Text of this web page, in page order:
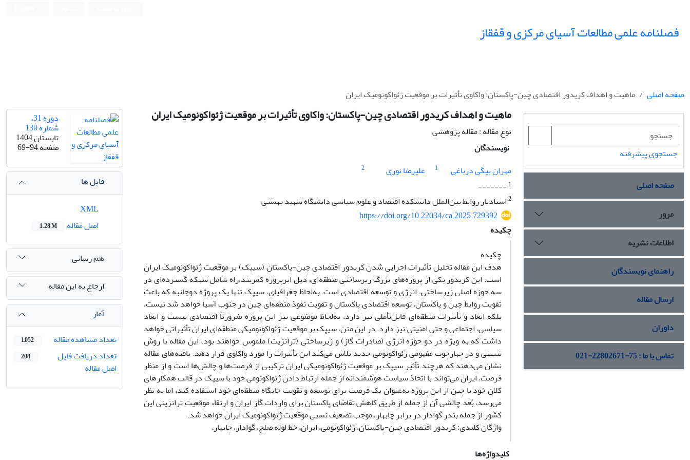
فصلنامه علمی مطالعات آسیای مرکزی و قفقاز
صفحه اصلی ماهیت و اهداف کریدور اقتصادی چین-پاکستان: واکاوی تأثیرات بر موقعیت ژئواکونومیک ایران
ماهیت و اهداف کریدور اقتصادی چین-پاکستان: واکاوی تأثیرات بر موقعیت ژئواکونومیک ایران
نوع مقاله : مقاله پژوهشی
نویسندگان
مهران بیگی درباغی
1 علیرضا نوری
2
1
-------
2استادیار روابط بین‌الملل دانشکده اقتصاد و علوم سیاسی دانشگاه شهید بهشتی
https://doi.org/10.22034/ca.2025.729392
چکیده
چکیده
هدف این مقاله تحلیل تأثیرات اجرایی شدن کریدور اقتصادی چین-پاکستان (سیپک) بر موقعیت ژئواکونومیک ایران
است. این کریدور یکی از پروژه‌های بزرگ زیرساختی منطقه‌ای، ذیل ابرپروژه کمربند،راه شامل شبکه‌ گسترده‌ای در
سه حوزه اصلی زیرساختی، انرژی و توسعه اقتصادی است. به‌لحاظ جغرافیای، سیپک تنها یک پروژه دوجانبه که باعث
تقویت روابط چین و پاکستان، توسعه اقتصادی پاکستان و تقویت نفوذ منطقه‌ای چین در جنوب آسیا خواهد شد نیست،
بلکه ابعاد و تأثیرات منطقه‌ای قابل‌تأملی نیز دارد. به‌لحاظ موضوعی نیز این پروژه ضرورتاً اقتصادی نیست و ابعاد
سیاسی، اجتماعی و حتی امنیتی نیز دارد. در این متن، سیپک بر موقعیت ژئواکونومیکی منطقه‌ای ایران تأثیراتی خواهد
داشت که به ویژه در دو حوزه انرژی (صادرات گاز) و زیرساختی (ترانزیت) ملموس خواهند بود. این مقاله با روش
تبیینی و در چهارچوب مفهومی ژئواکونومی جدید تلاش می‌کند این تأثیرات را مورد واکاوی قرار دهد. یافته‌های مقاله
نشان می‌دهند که هرچند تأثیر سیپک بر موقعیت ژئواکونومیکی ایران ترکیبی از فرصت‌ها و چالش‌ها است و از منظر
فرصت، ایران می‌تواند با اتخاذ سیاست‌ هوشمندانه از جمله ارتباط دادن ژئواکونومی خود با سیپک در قالب همکارهای
کلان خود با چین از این پروژه به‌عنوان یک فرصت برای توسعه و تقویت جایگاه منطقه‌ای خود استفاده کند، اما به نظر
می‌رسد، بُعد چالشی آن از جمله از طریق کاهش تقاضای پاکستان برای واردات گاز ایران و ارتقاء موقعیت ترانزینی این
کشور از جمله بندر گوادار در برابر چابهار، موجب تضعیف نسبی موقعیت ژئواکونومیک ایران خواهد شد.
واژگان کلیدی: کریدور اقتصادی چین-پاکستان، ژئواکونومی، ایران، خط لوله صلح، گوادار، چابهار.
کلیدواژه‌ها
دوره 31،
شماره 130
تابستان 1404
صفحه69-94
فایل ها
اصل مقاله
1.28 M
هم رسانی
ارجاع به این مقاله
آمار
تعداد مشاهده مقاله
1,052
تعداد دریافت فایل
اصل مقاله
208
جستجوی پیشرفته
صفحه اصلی
مرور
اطلاعات نشریه
راهنمای نویسندگان
ارسال مقاله
داوران
تماس با ما : 75-22802671-021